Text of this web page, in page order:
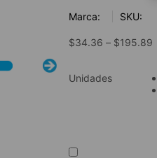
Marca: SKU:
$34.36 – $195.89
Unidades